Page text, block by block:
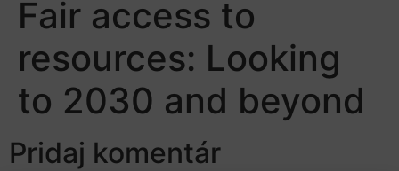
Fair access to
resources: Looking
to 2030 and beyond
Pridaj komentár